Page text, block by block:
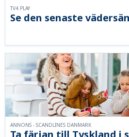
Se den senaste
TV4 PLAY
ANNONS - SCANDLINES DANMARK